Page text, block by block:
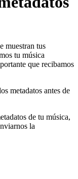
muestran tus
tu música
que recibamos
metadatos antes de
de tu música,
la